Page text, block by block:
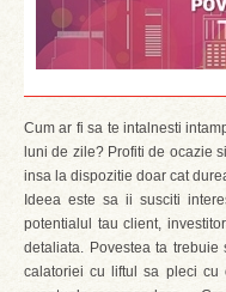
Cum ar fi sa te intalnesti
luni de zile? Profiti de ocazie
insa la dispozitie doar cat
Ideea este sa ii susciti
potentialul tau client,
detaliata. Povestea ta
calatoriei cu liftul sa pleci